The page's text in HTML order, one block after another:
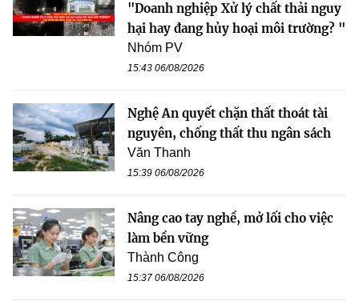
"Doanh nghiệp Xử lý chất thải nguy
hại hay đang hủy hoại môi trường? "
Nhóm PV
15:43 06/08/2026
Nghệ An quyết chặn thất thoát tài
nguyên, chống thất thu ngân sách
Văn Thanh
15:39 06/08/2026
Nâng cao tay nghề, mở lối cho việc
làm bền vững
Thành Công
15:37 06/08/2026